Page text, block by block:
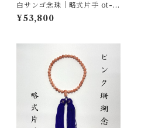
白サンゴ念珠｜略式片手 ot-0
14
¥53,800